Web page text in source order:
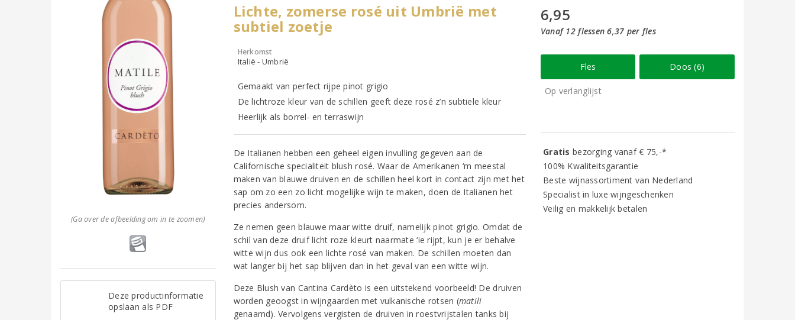
(Ga over de afbeelding om in te zoomen)
Deze productinformatie
opslaan als PDF
Lichte, zomerse rosé uit Umbrië met
subtiel zoetje
Herkomst
Italië - Umbrië
Gemaakt van perfect rijpe pinot grigio
De lichtroze kleur van de schillen geeft deze rosé z’n subtiele kleur
Heerlijk als borrel- en terraswijn
De Italianen hebben een geheel eigen invulling gegeven aan de
Californische specialiteit blush rosé. Waar de Amerikanen ‘m meestal
maken van blauwe druiven en de schillen heel kort in contact zijn met het
sap om zo een zo licht mogelijke wijn te maken, doen de Italianen het
precies andersom.
Ze nemen geen blauwe maar witte druif, namelijk pinot grigio. Omdat de
schil van deze druif licht roze kleurt naarmate ‘ie rijpt, kun je er behalve
witte wijn dus ook een lichte rosé van maken. De schillen moeten dan
wat langer bij het sap blijven dan in het geval van een witte wijn.
Deze Blush van Cantina Cardèto is een uitstekend voorbeeld! De druiven
worden geoogst in wijngaarden met vulkanische rotsen (matili
genaamd). Vervolgens vergisten de druiven in roestvrijstalen tanks bij
6,95
Vanaf 12 flessen 6,37 per fles
Fles Doos (6)
Op verlanglijst
Gratisbezorging vanaf € 75,-*
100% Kwaliteitsgarantie
Beste wijnassortiment van Nederland
Specialist in luxe wijngeschenken
Veilig en makkelijk betalen